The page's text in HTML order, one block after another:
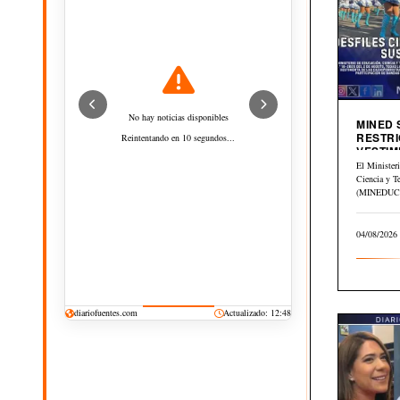
No hay noticias disponibles
Reintentando en 10 segundos...
diariofuentes.com Actualizado: 12:48
MINED
El
Ciencia y
04/08/2026